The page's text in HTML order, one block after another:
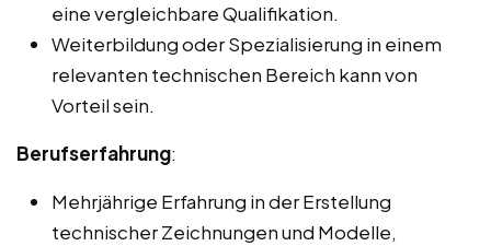
eine vergleichbare Qualifikation.
Weiterbildung oder Spezialisierung in einem
relevanten technischen Bereich kann von
Vorteil sein.
Berufserfahrung:
Mehrjährige Erfahrung in der Erstellung
technischer Zeichnungen und Modelle,